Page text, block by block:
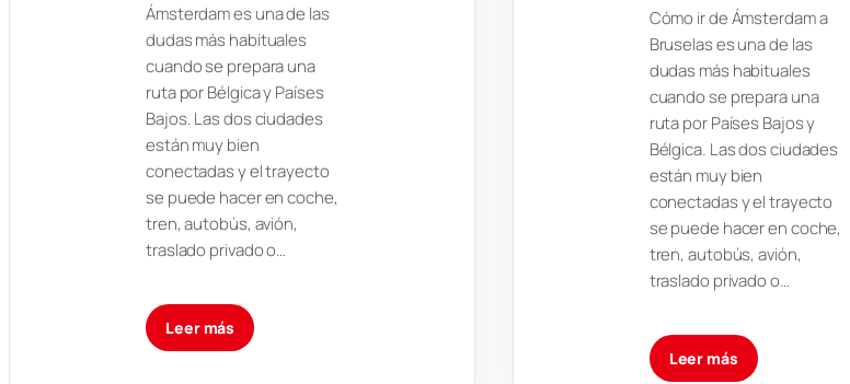
Ámsterdam es una de las
dudas más habituales
cuando se prepara una
ruta por Bélgica y Países
Bajos. Las dos ciudades
están muy bien
conectadas y el trayecto
se puede hacer en coche,
tren, autobús, avión,
traslado privado o…
Leer más
Cómo ir de Ámsterdam a
Bruselas es una de las
dudas más habituales
cuando se prepara una
ruta por Países Bajos y
Bélgica. Las dos ciudades
están muy bien
conectadas y el trayecto
se puede hacer en coche,
tren, autobús, avión,
traslado privado o…
Leer más